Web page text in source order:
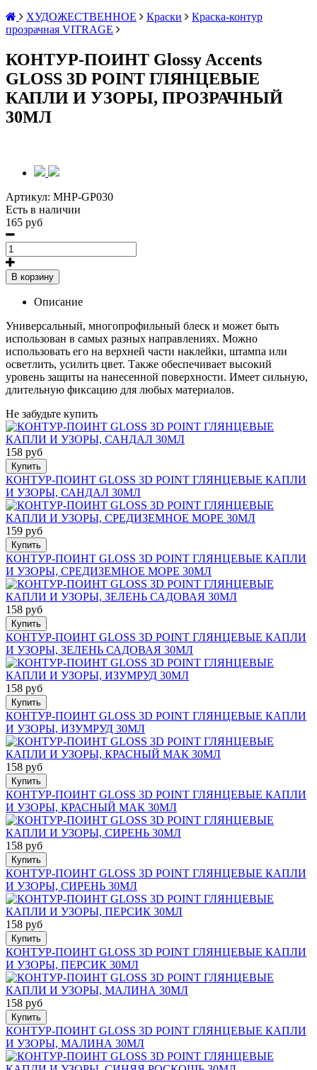
ХУДОЖЕСТВЕННОЕ
Краски
Краска-контур
прозрачная VITRAGE
КОНТУР-ПОИНТ Glossy Accents
GLOSS 3D POINT ГЛЯНЦЕВЫЕ
КАПЛИ И УЗОРЫ, ПРОЗРАЧНЫЙ
30МЛ
Артикул: MHP-GP030
Есть в наличии
165 руб
В корзину
Описание
Универсальный, многопрофильный блеск и может быть
использован в самых разных направлениях. Можно
использовать его на верхней части наклейки, штампа или
осветлить, усилить цвет. Также обеспечивает высокий
уровень защиты на нанесенной поверхности. Имеет сильную,
длительную фиксацию для любых материалов.
Не забудьте купить
158 руб
Купить
КОНТУР-ПОИНТ GLOSS 3D POINT ГЛЯНЦЕВЫЕ КАПЛИ
И УЗОРЫ, САНДАЛ 30МЛ
159 руб
Купить
КОНТУР-ПОИНТ GLOSS 3D POINT ГЛЯНЦЕВЫЕ КАПЛИ
И УЗОРЫ, СРЕДИЗЕМНОЕ МОРЕ 30МЛ
158 руб
Купить
КОНТУР-ПОИНТ GLOSS 3D POINT ГЛЯНЦЕВЫЕ КАПЛИ
И УЗОРЫ, ЗЕЛЕНЬ САДОВАЯ 30МЛ
158 руб
Купить
КОНТУР-ПОИНТ GLOSS 3D POINT ГЛЯНЦЕВЫЕ КАПЛИ
И УЗОРЫ, ИЗУМРУД 30МЛ
158 руб
Купить
КОНТУР-ПОИНТ GLOSS 3D POINT ГЛЯНЦЕВЫЕ КАПЛИ
И УЗОРЫ, КРАСНЫЙ МАК 30МЛ
158 руб
Купить
КОНТУР-ПОИНТ GLOSS 3D POINT ГЛЯНЦЕВЫЕ КАПЛИ
И УЗОРЫ, СИРЕНЬ 30МЛ
158 руб
Купить
КОНТУР-ПОИНТ GLOSS 3D POINT ГЛЯНЦЕВЫЕ КАПЛИ
И УЗОРЫ, ПЕРСИК 30МЛ
158 руб
Купить
КОНТУР-ПОИНТ GLOSS 3D POINT ГЛЯНЦЕВЫЕ КАПЛИ
И УЗОРЫ, МАЛИНА 30МЛ